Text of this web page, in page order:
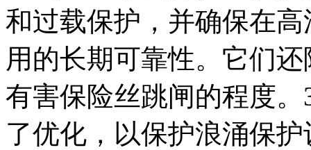
和过载保护，并确保在
用的长期可靠性。它们
有害保险丝跳闸的程度
了优化，以保护浪涌保